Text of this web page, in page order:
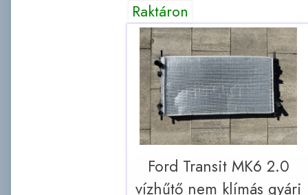
Raktáron
Ford Transit MK6 2.0
vízhűtő nem klímás gyári